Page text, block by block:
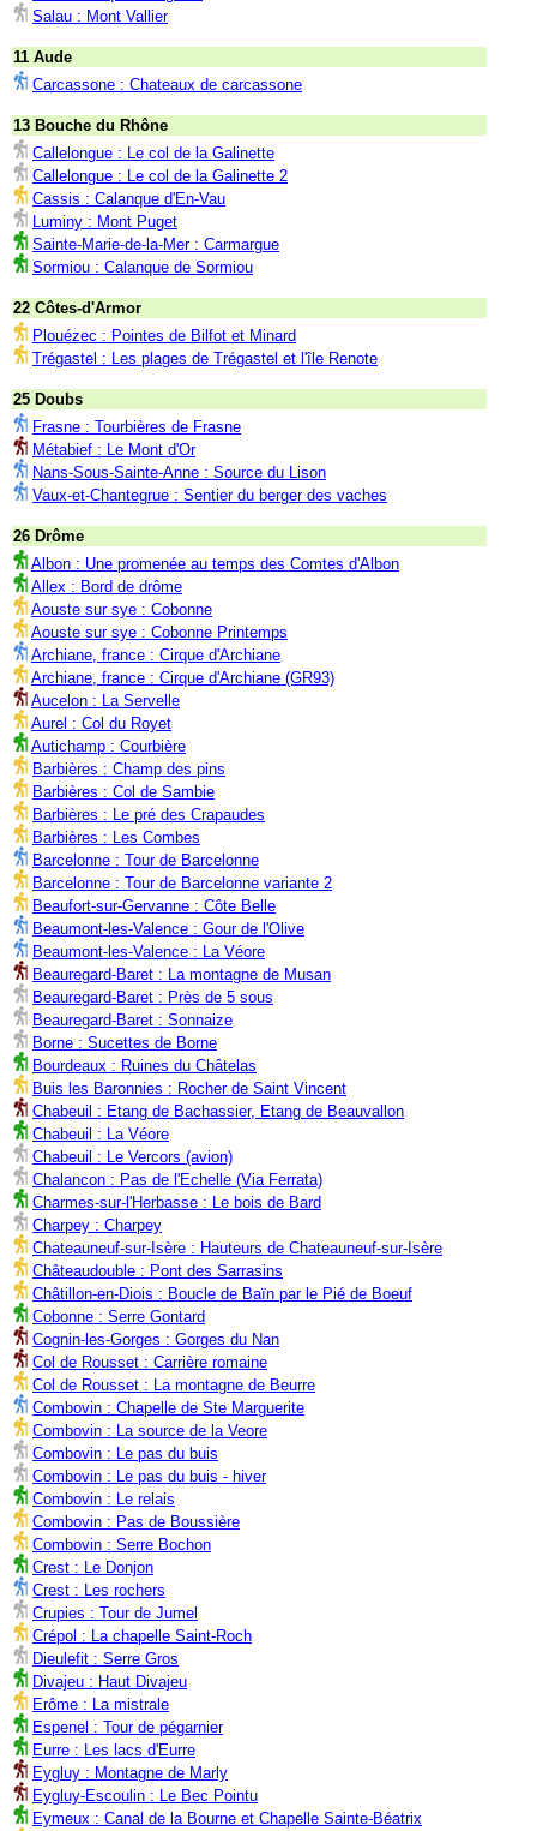
Salau : Mont Vallier
11 Aude
Carcassone : Chateaux de carcassone
13 Bouche du Rhône
Callelongue : Le col de la Galinette
Callelongue : Le col de la Galinette 2
Cassis : Calanque d'En-Vau
Luminy : Mont Puget
Sainte-Marie-de-la-Mer : Carmargue
Sormiou : Calanque de Sormiou
22 Côtes-d'Armor
Plouézec : Pointes de Bilfot et Minard
Trégastel : Les plages de Trégastel et l'île Renote
25 Doubs
Frasne : Tourbières de Frasne
Métabief : Le Mont d'Or
Nans-Sous-Sainte-Anne : Source du Lison
Vaux-et-Chantegrue : Sentier du berger des vaches
26 Drôme
Albon : Une promenée au temps des Comtes d'Albon
Allex : Bord de drôme
Aouste sur sye : Cobonne
Aouste sur sye : Cobonne Printemps
Archiane, france : Cirque d'Archiane
Archiane, france : Cirque d'Archiane (GR93)
Aucelon : La Servelle
Aurel : Col du Royet
Autichamp : Courbière
Barbières : Champ des pins
Barbières : Col de Sambie
Barbières : Le pré des Crapaudes
Barbières : Les Combes
Barcelonne : Tour de Barcelonne
Barcelonne : Tour de Barcelonne variante 2
Beaufort-sur-Gervanne : Côte Belle
Beaumont-les-Valence : Gour de l'Olive
Beaumont-les-Valence : La Véore
Beauregard-Baret : La montagne de Musan
Beauregard-Baret : Près de 5 sous
Beauregard-Baret : Sonnaize
Borne : Sucettes de Borne
Bourdeaux : Ruines du Châtelas
Buis les Baronnies : Rocher de Saint Vincent
Chabeuil : Etang de Bachassier, Etang de Beauvallon
Chabeuil : La Véore
Chabeuil : Le Vercors (avion)
Chalancon : Pas de l'Echelle (Via Ferrata)
Charmes-sur-l'Herbasse : Le bois de Bard
Charpey : Charpey
Chateauneuf-sur-Isère : Hauteurs de Chateauneuf-sur-Isère
Châteaudouble : Pont des Sarrasins
Châtillon-en-Diois : Boucle de Baïn par le Pié de Boeuf
Cobonne : Serre Gontard
Cognin-les-Gorges : Gorges du Nan
Col de Rousset : Carrière romaine
Col de Rousset : La montagne de Beurre
Combovin : Chapelle de Ste Marguerite
Combovin : La source de la Veore
Combovin : Le pas du buis
Combovin : Le pas du buis - hiver
Combovin : Le relais
Combovin : Pas de Boussière
Combovin : Serre Bochon
Crest : Le Donjon
Crest : Les rochers
Crupies : Tour de Jumel
Crépol : La chapelle Saint-Roch
Dieulefit : Serre Gros
Divajeu : Haut Divajeu
Erôme : La mistrale
Espenel : Tour de pégarnier
Eurre : Les lacs d'Eurre
Eygluy : Montagne de Marly
Eygluy-Escoulin : Le Bec Pointu
Eymeux : Canal de la Bourne et Chapelle Sainte-Béatrix